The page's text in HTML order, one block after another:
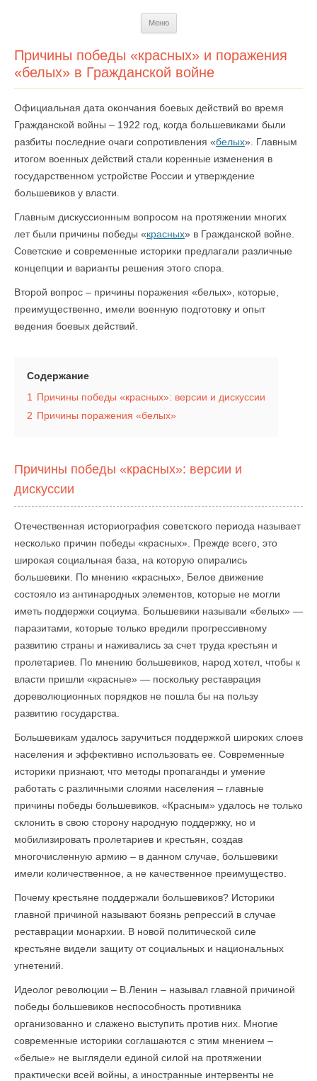
Меню
Причины победы «красных» и поражения
«белых» в Гражданской войне
Официальная дата окончания боевых действий во время
Гражданской войны – 1922 год, когда большевиками были
разбиты последние очаги сопротивления «белых». Главным
итогом военных действий стали коренные изменения в
государственном устройстве России и утверждение
большевиков у власти.
Главным дискуссионным вопросом на протяжении многих
лет были причины победы «красных» в Гражданской войне.
Советские и современные историки предлагали различные
концепции и варианты решения этого спора.
Второй вопрос – причины поражения «белых», которые,
преимущественно, имели военную подготовку и опыт
ведения боевых действий.
Содержание
1
Причины победы «красных»: версии и дискуссии
2 Причины поражения «белых»
Причины победы «красных»: версии и
дискуссии
Отечественная историография советского периода называет
несколько причин победы «красных». Прежде всего, это
широкая социальная база, на которую опирались
большевики. По мнению «красных», Белое движение
состояло из антинародных элементов, которые не могли
иметь поддержки социума. Большевики называли «белых» —
паразитами, которые только вредили прогрессивному
развитию страны и наживались за счет труда крестьян и
пролетариев. По мнению большевиков, народ хотел, чтобы к
власти пришли «красные» — поскольку реставрация
дореволюционных порядков не пошла бы на пользу
развитию государства.
Большевикам удалось заручиться поддержкой широких слоев
населения и эффективно использовать ее. Современные
историки признают, что методы пропаганды и умение
работать с различными слоями населения – главные
причины победы большевиков. «Красным» удалось не только
склонить в свою сторону народную поддержку, но и
мобилизировать пролетариев и крестьян, создав
многочисленную армию – в данном случае, большевики
имели количественное, а не качественное преимущество.
Почему крестьяне поддержали большевиков? Историки
главной причиной называют боязнь репрессий в случае
реставрации монархии. В новой политической силе
крестьяне видели защиту от социальных и национальных
угнетений.
Идеолог революции – В.Ленин – называл главной причиной
победы большевиков неспособность противника
организованно и слажено выступить против них. Многие
современные историки соглашаются с этим мнением –
«белые» не выглядели единой силой на протяжении
практически всей войны, а иностранные интервенты не